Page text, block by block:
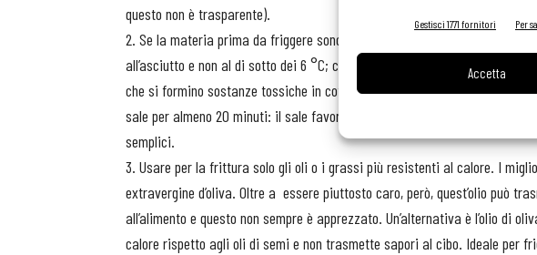
Gestisci 1771 fornitori Per
Accetta
questo non è trasparente).
2. Se la materia prima da friggere sono le patate è necessario stoccarle al
all’asciutto e non al di sotto dei 6 °C; con il freddo, infatti, aumenta la
che si formino sostanze tossiche in cottura. Le patate vanno fritte dopo
sale per almeno 20 minuti: il sale favorisce la disidratazione del tubero che
semplici.
3. Usare per la frittura solo gli oli o i grassi più resistenti al calore. I
extravergine d’oliva. Oltre a essere piuttosto caro, però, quest’olio può
all’alimento e questo non sempre è apprezzato. Un’alternativa è l’olio di
calore rispetto agli oli di semi e non trasmette sapori al cibo. Ideale per